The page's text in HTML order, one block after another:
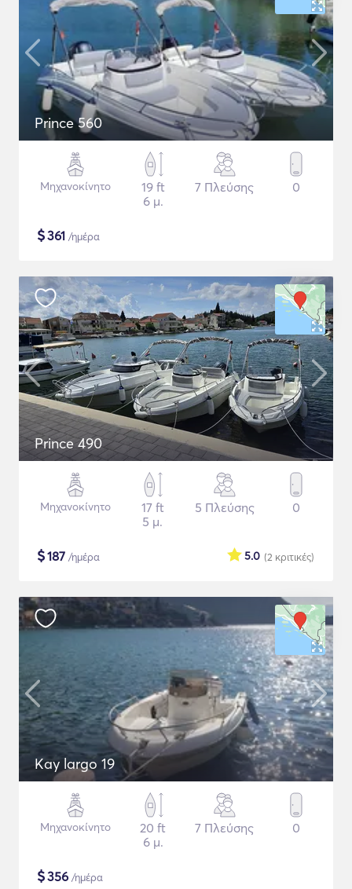
Prince 560
Μηχανοκίνητο
19 ft
6 μ.
7 Πλεύσης 0
$361 /ημέρα
Prince 490
Μηχανοκίνητο
17 ft
5 μ.
5 Πλεύσης 0
$187 /ημέρα (2 κριτικές)
5.0
Kay largo 19
Μηχανοκίνητο
20 ft
6 μ.
7 Πλεύσης 0
$356 /ημέρα